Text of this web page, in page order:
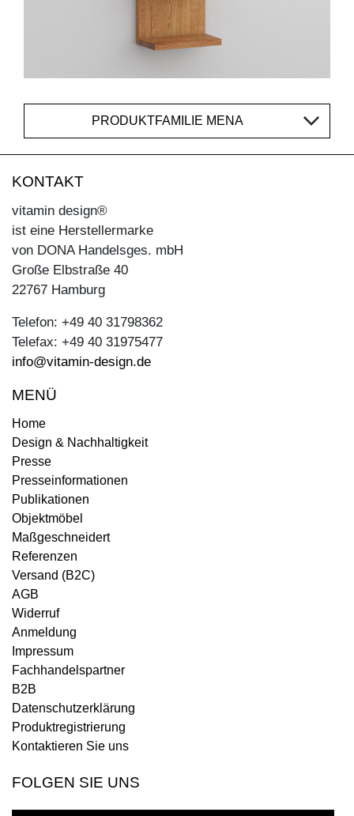
PRODUKTFAMILIE MENA
KONTAKT
vitamin design®
ist eine Herstellermarke
von DONA Handelsges. mbH
Große Elbstraße 40
22767 Hamburg
Telefon: +49 40 31798362
Telefax: +49 40 31975477
info@vitamin-design.de
MENÜ
Home
Design & Nachhaltigkeit
Presse
Presseinformationen
Publikationen
Objektmöbel
Maßgeschneidert
Referenzen
Versand (B2C)
AGB
Widerruf
Anmeldung
Impressum
Fachhandelspartner
B2B
Datenschutzerklärung
Produktregistrierung
Kontaktieren Sie uns
FOLGEN SIE UNS